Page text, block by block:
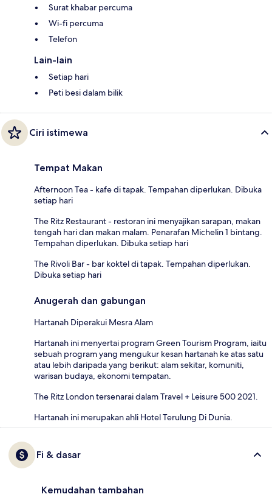
Surat khabar percuma
Wi-fi percuma
Telefon
Lain-lain
Setiap hari
Peti besi dalam bilik
Ciri istimewa
Tempat Makan
Afternoon Tea - kafe di tapak. Tempahan diperlukan. Dibuka
setiap hari
The Ritz Restaurant - restoran ini menyajikan sarapan, makan
tengah hari dan makan malam. Penarafan Michelin 1 bintang.
Tempahan diperlukan. Dibuka setiap hari
The Rivoli Bar - bar koktel di tapak. Tempahan diperlukan.
Dibuka setiap hari
Anugerah dan gabungan
Hartanah Diperakui Mesra Alam
Hartanah ini menyertai program Green Tourism Program, iaitu
sebuah program yang mengukur kesan hartanah ke atas satu
atau lebih daripada yang berikut: alam sekitar, komuniti,
warisan budaya, ekonomi tempatan.
The Ritz London tersenarai dalam Travel + Leisure 500 2021.
Hartanah ini merupakan ahli Hotel Terulung Di Dunia.
Fi & dasar
Kemudahan tambahan